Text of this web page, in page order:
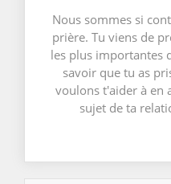
Nous sommes si
prière. Tu viens de
les plus importantes
savoir que tu as
voulons t'aider à en
sujet de ta